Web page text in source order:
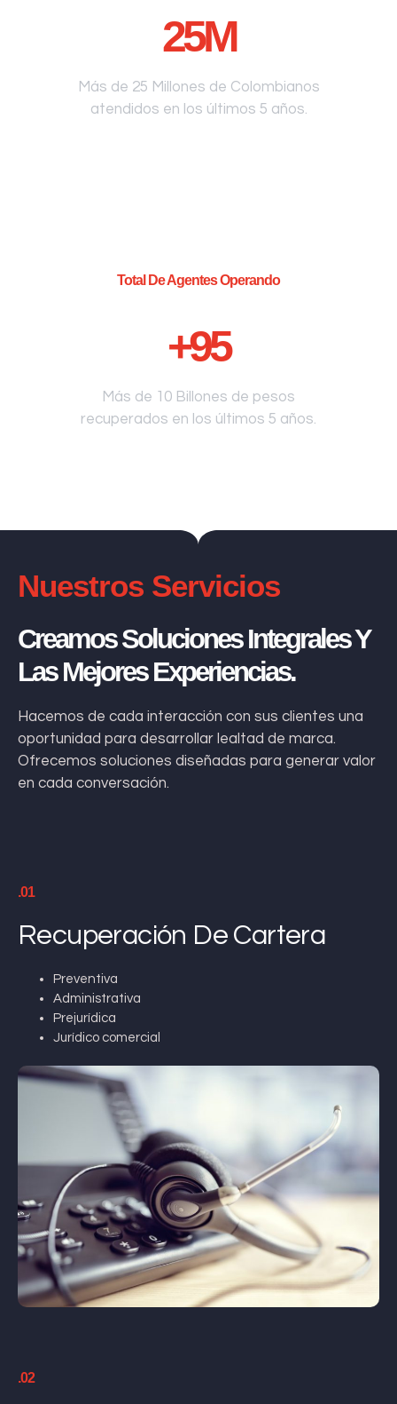
25M
Más de 25 Millones de Colombianos
atendidos en los últimos 5 años.
Total De Agentes Operando
+95
Más de 10 Billones de pesos
recuperados en los últimos 5 años.
Nuestros Servicios
Creamos Soluciones Integrales Y
Las Mejores Experiencias.
Hacemos de cada interacción con sus clientes una
oportunidad para desarrollar lealtad de marca.
Ofrecemos soluciones diseñadas para generar valor
en cada conversación.
.01
Recuperación De Cartera
Preventiva
Administrativa
Prejurídica
Jurídico comercial
.02